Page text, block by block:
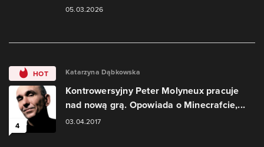
05.03.2026
HOT
4
Katarzyna Dąbkowska
Kontrowersyjny Peter Molyneux pracuje
nad nową grą. Opowiada o Minecrafcie,...
03.04.2017